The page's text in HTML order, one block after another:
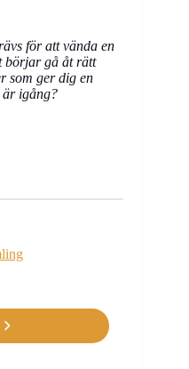
för att vända en
börjar gå åt rätt
som ger dig en
är igång?